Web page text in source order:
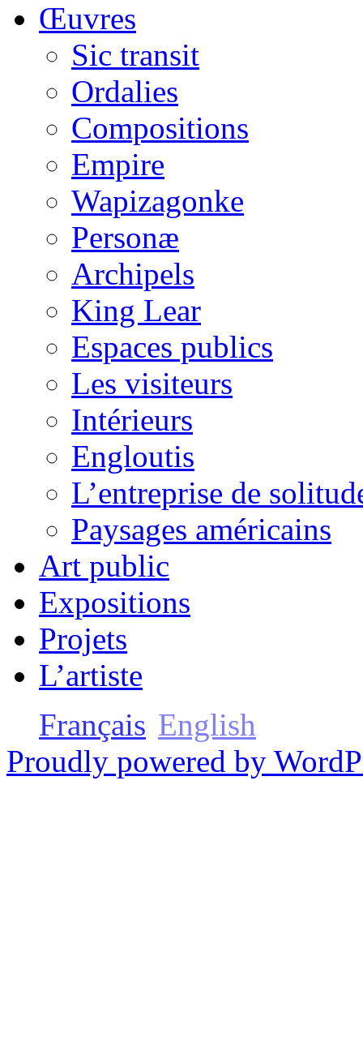
Œuvres
Sic transit
Ordalies
Compositions
Empire
Wapizagonke
Personæ
Archipels
King Lear
Espaces publics
Les visiteurs
Intérieurs
Engloutis
L’entreprise de
Paysages américains
Art public
Expositions
Projets
L’artiste
Français English
Proudly powered by